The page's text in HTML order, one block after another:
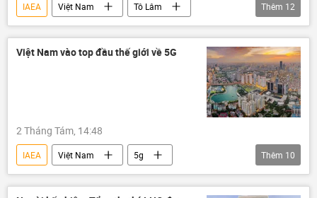
IAEA Việt Nam
Tô Lâm
vũ khí hạt nhân
Nhật Bản
Hiroshima
Nagasaki
Thêm 12
Việt Nam vào top đầu thế giới về 5G
2 Tháng Tám, 14:48
IAEA Việt Nam
5g
Bộ Khoa học và Công nghệ
sáng tạo
Thêm 10